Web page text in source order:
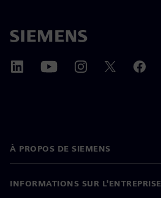
À PROPOS DE SIEMENS
INFORMATIONS SUR L'ENTREPRISE